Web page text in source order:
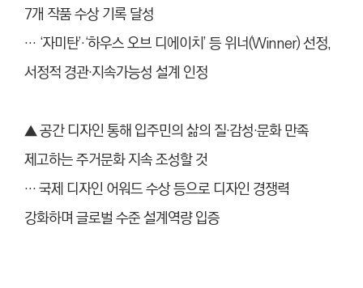
7개 작품 수상 기록 달성
… ‘자미탄’·‘하우스 오브 디에이치’ 등 위너(Winner) 선정,
서정적 경관·지속가능성 설계 인정
▲공간 디자인 통해 입주민의 삶의 질·감성·문화 만족
제고하는 주거문화 지속 조성할 것
… 국제 디자인 어워드 수상 등으로 디자인 경쟁력
강화하며 글로벌 수준 설계역량 입증